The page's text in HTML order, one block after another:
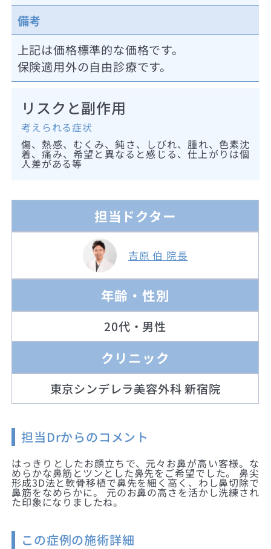
備考
上記は価格標準的な価格です。
保険適用外の自由診療です。
リスクと副作用
考えられる症状
傷、熱感、むくみ、鈍さ、しびれ、腫れ、色素沈
着、痛み、希望と異なると感じる、仕上がりは個
人差がある等
担当ドクター
吉原 伯 院長
年齢・性別
20代・男性
クリニック
東京シンデレラ美容外科 新宿院
担当Drからのコメント
はっきりとしたお顔立ちで、元々お鼻が高い客様。な
めらかな鼻筋とツンとした鼻先をご希望でした。 鼻尖
形成3D法と軟骨移植で鼻先を細く高く、わし鼻切除で
鼻筋をなめらかに。 元のお鼻の高さを活かし洗練され
た印象になりましたね。
この症例の施術詳細